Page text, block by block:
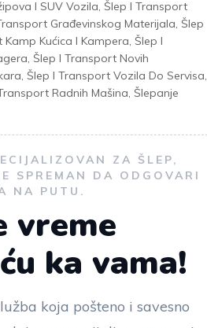
I SUV Vozila, Šlep I Transport
Građevinskog Materijala, Šlep
Kamp Kućica I Kampera, Šlep I
, Šlep I Transport Novih
, Šlep I Transport Vozila Do Servisa,
Radnih Mašina, Šlepanje
ZA ŠLEP,
SPREMAN DA ODGOVARI
NA PUTU.
vreme
ka vama!
koja pošteno i savesno